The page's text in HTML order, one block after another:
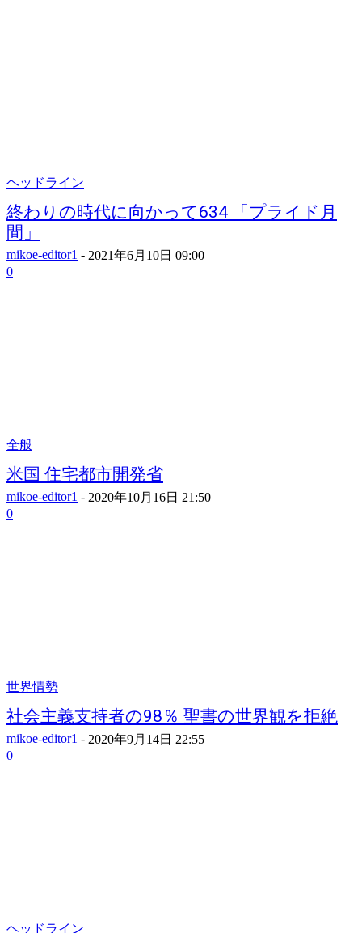
ヘッドライン
終わりの時代に向かって634 「プライド月
間」
mikoe-editor1 - 2021年6月10日 09:00
0
全般
米国 住宅都市開発省
mikoe-editor1 - 2020年10月16日 21:50
0
世界情勢
社会主義支持者の98％ 聖書の世界観を拒絶
mikoe-editor1 - 2020年9月14日 22:55
0
ヘッドライン